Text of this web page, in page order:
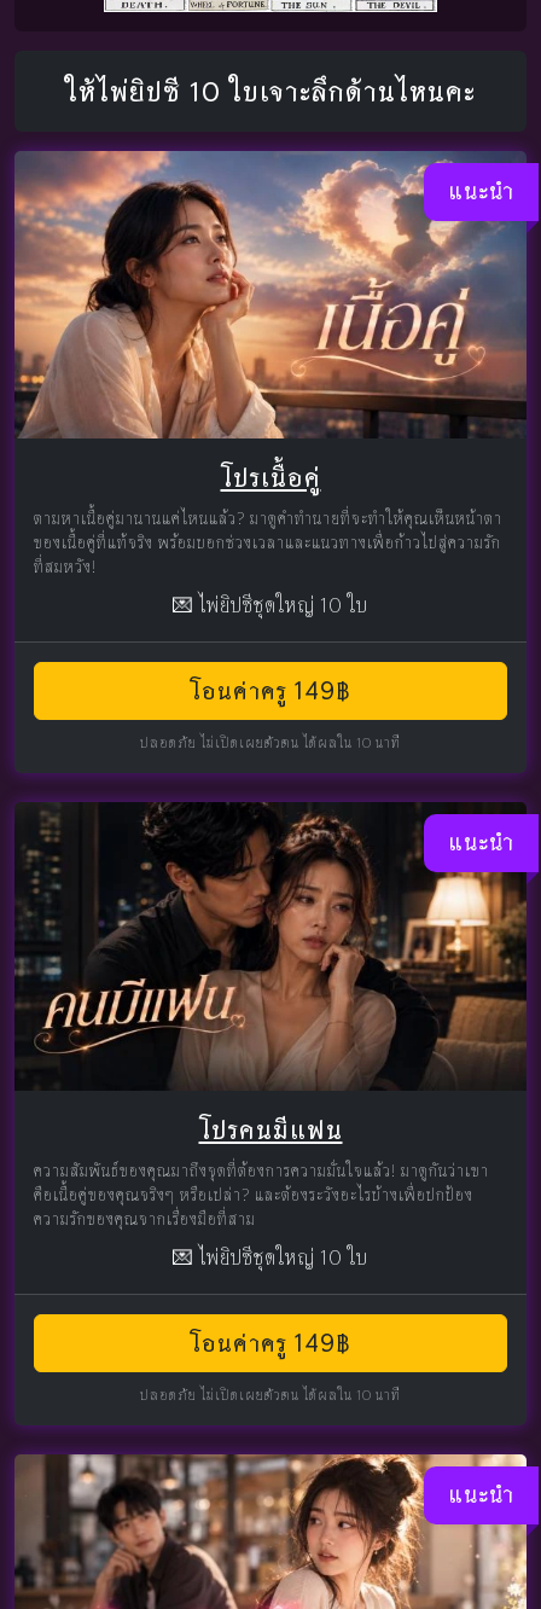
ให้ไพ่ยิปซี 10 ใบเจาะลึกด้านไหนคะ
แนะนำ
โปรเนื้อคู่
ตามหาเนื้อคู่มานานแค่ไหนแล้ว? มาดูคำทำนายที่จะทำให้คุณเห็นหน้าตา
ของเนื้อคู่ที่แท้จริง พร้อมบอกช่วงเวลาและแนวทางเพื่อก้าวไปสู่ความรัก
ที่สมหวัง!
💌 ไพ่ยิปซีชุดใหญ่ 10 ใบ
โอนค่าครู 149฿
ปลอดภัย ไม่เปิดเผยตัวตน ได้ผลใน 10 นาที
แนะนำ
โปรคนมีแฟน
ความสัมพันธ์ของคุณมาถึงจุดที่ต้องการความมั่นใจแล้ว! มาดูกันว่าเขา
คือเนื้อคู่ของคุณจริงๆ หรือเปล่า? และต้องระวังอะไรบ้างเพื่อปกป้อง
ความรักของคุณจากเรื่องมือที่สาม
💌 ไพ่ยิปซีชุดใหญ่ 10 ใบ
โอนค่าครู 149฿
ปลอดภัย ไม่เปิดเผยตัวตน ได้ผลใน 10 นาที
แนะนำ